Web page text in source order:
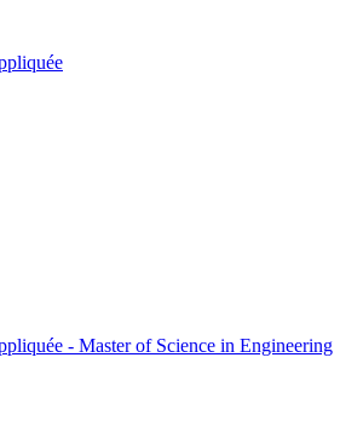
- Master of Science in Engineering